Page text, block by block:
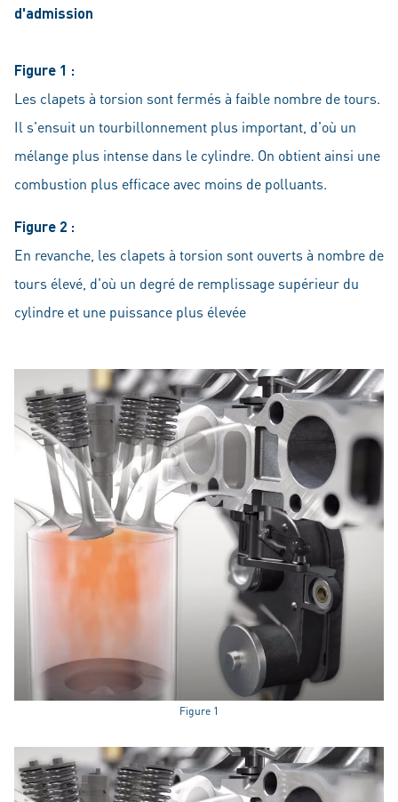
d'admission
Figure 1 :
Les clapets à torsion sont fermés à faible nombre de tours.
Il s'ensuit un tourbillonnement plus important, d'où un
mélange plus intense dans le cylindre. On obtient ainsi une
combustion plus efficace avec moins de polluants.
Figure 2 :
En revanche, les clapets à torsion sont ouverts à nombre de
tours élevé, d'où un degré de remplissage supérieur du
cylindre et une puissance plus élevée
Figure 1